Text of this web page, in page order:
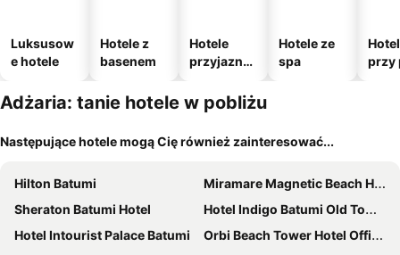
Luksusow
e hotele
Hotele z
basenem
Hotele
przyjazne
m
Hotele ze
spa
przy
Adżaria: tanie hotele w pobliżu
Następujące hotele mogą Cię również zainteresować...
Hilton Batumi
Miramare Magnetic Beach Hotel
Sheraton Batumi Hotel
Hotel Indigo Batumi Old Town by IHG
Hotel Intourist Palace Batumi
Orbi Beach Tower Hotel Official